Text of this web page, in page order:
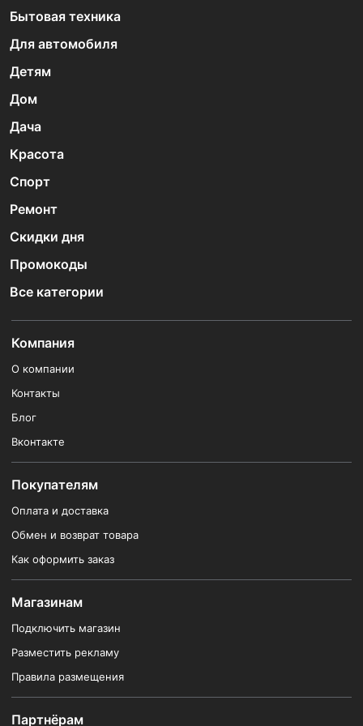
Бытовая техника
Для автомобиля
Детям
Дом
Дача
Красота
Спорт
Ремонт
Скидки дня
Промокоды
Все категории
Компания
О компании
Контакты
Блог
Вконтакте
Покупателям
Оплата и доставка
Обмен и возврат товара
Как оформить заказ
Магазинам
Подключить магазин
Разместить рекламу
Правила размещения
Партнёрам